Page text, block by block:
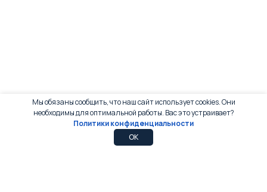
Мы обязаны сообщить, что наш сайт использует cookies. Они
необходимы для оптимальной работы. Вас это устраивает?
Политики конфиденциальности
OK